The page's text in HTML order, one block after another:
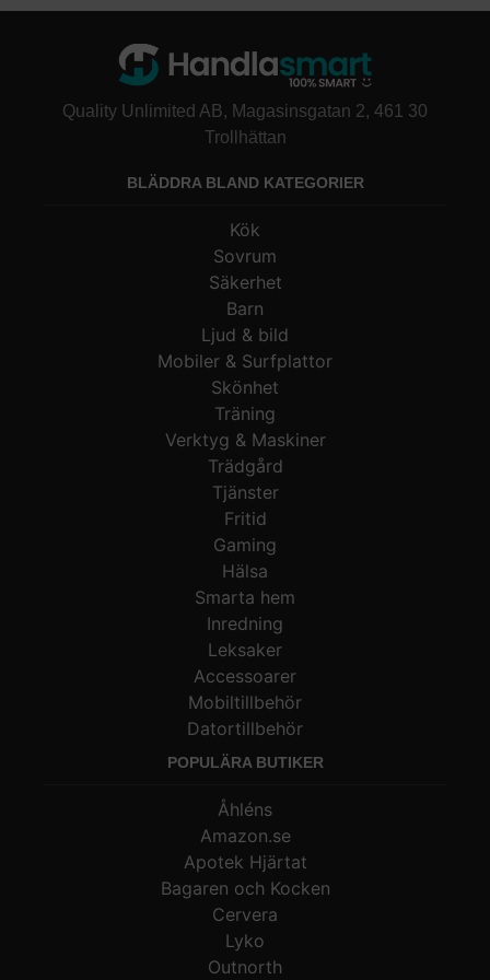
Quality Unlimited AB, Magasinsgatan 2, 461 30
Trollhättan
BLÄDDRA BLAND KATEGORIER
Kök
Sovrum
Säkerhet
Barn
Ljud & bild
Mobiler & Surfplattor
Skönhet
Träning
Verktyg & Maskiner
Trädgård
Tjänster
Fritid
Gaming
Hälsa
Smarta hem
Inredning
Leksaker
Accessoarer
Mobiltillbehör
Datortillbehör
POPULÄRA BUTIKER
Åhléns
Amazon.se
Apotek Hjärtat
Bagaren och Kocken
Cervera
Lyko
Outnorth